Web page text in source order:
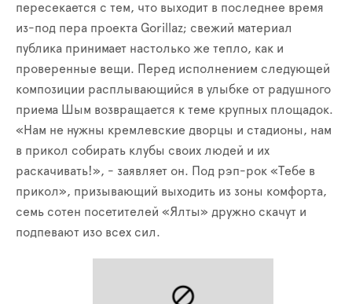
пересекается с тем, что выходит в последнее время
из-под пера проекта Gorillaz; свежий материал
публика принимает настолько же тепло, как и
проверенные вещи. Перед исполнением следующей
композиции расплывающийся в улыбке от радушного
приема Шым возвращается к теме крупных площадок.
«Нам не нужны кремлевские дворцы и стадионы, нам
в прикол собирать клубы своих людей и их
раскачивать!», - заявляет он. Под рэп-рок «Тебе в
прикол», призывающий выходить из зоны комфорта,
семь сотен посетителей «Ялты» дружно скачут и
подпевают изо всех сил.